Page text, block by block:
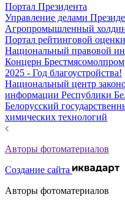
Портал Президента
Управление делами
Агропромышленный
Портал рейтинговой оценки
Национальный правовой
Концерн Брестмясомолпром
2025 - Год благоустройства!
Национальный центр
информации Республики
Белорусский
химических технологий
Авторы фотоматериалов
Создание сайта
Авторы фотоматериалов